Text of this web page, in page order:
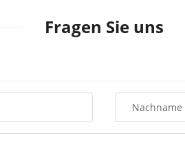
Fragen Sie uns
Nachname